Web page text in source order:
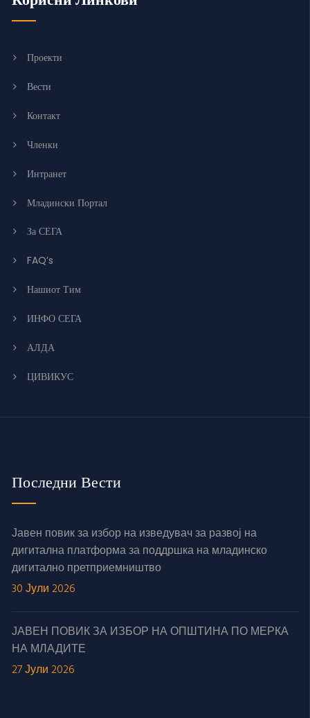
Проекти
Вести
Контакт
Членки
Интранет
Младински Портал
За СЕГА
FAQ’s
Нашиот Тим
ИНФО СЕГА
АЛДА
ЦИВИКУС
Последни Вести
Јавен повик за избор на изведувач за развој на
дигитална платформа за поддршка на младинско
дигитално претприемништво
30 Јули 2026
ЈАВЕН ПОВИК ЗА ИЗБОР НА ОПШТИНА ПО МЕРКА
НА МЛАДИТЕ
27 Јули 2026